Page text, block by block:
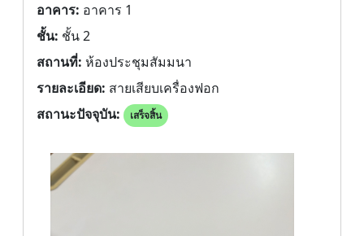
อาคาร: อาคาร 1
ชั้น: ชั้น 2
สถานที่: ห้องประชุมสัมมนา
รายละเอียด: สายเสียบเครื่องฟอก
สถานะปัจจุบัน:
เสร็จสิ้น